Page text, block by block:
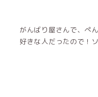
がんばり屋さんで、ぺ
好きな人だったので！